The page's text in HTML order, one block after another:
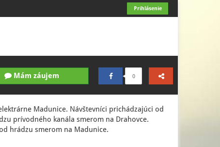
Prihlásenie
Mám záujem 0
Madunice. Návštevníci prichádzajúci od
prívodného kanála smerom na Drahovce.
hrádzu smerom na Madunice.